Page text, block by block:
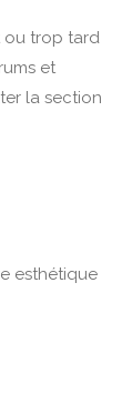
ou trop tard
et
la section
esthétique